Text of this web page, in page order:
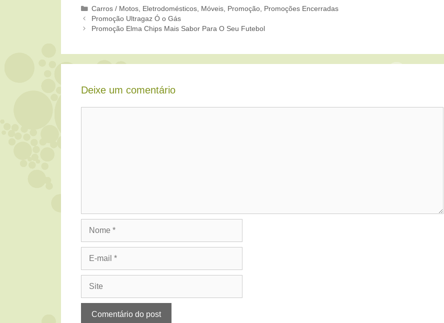
Categorias
Carros / Motos Eletrodomésticos, Móveis Promoção Promoções Encerradas
Promoção Ultragaz Ó o Gás
Promoção Elma Chips Mais Sabor Para O Seu Futebol
Deixe um comentário